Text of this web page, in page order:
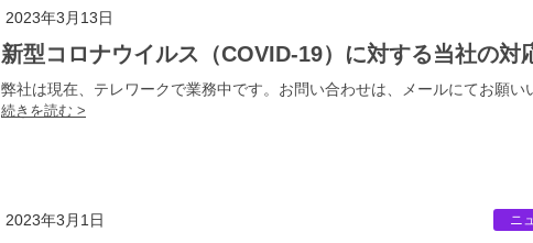
2023年3月13日
新型コロナウイルス（COVID-19）に対する当社の対
弊社は現在、テレワークで業務中です。お問い合わせは、メールにてお願い
2023年3月1日 ニ